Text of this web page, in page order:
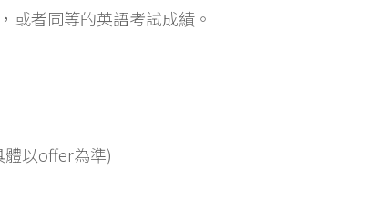
或者同等的英語考試成績。
以offer為準)